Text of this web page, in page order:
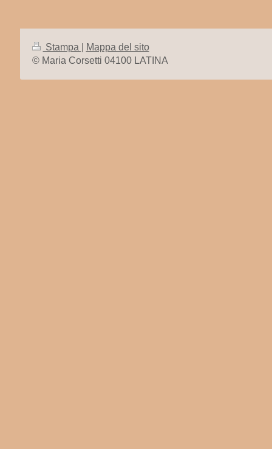
Stampa
Mappa del sito
© Maria Corsetti 04100 LATINA